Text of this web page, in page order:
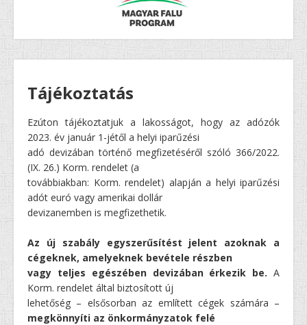
Tájékoztatás
Ezúton tájékoztatjuk a lakosságot, hogy az adózók
2023. év január 1-jétől a helyi iparűzési
adó devizában történő megfizetéséről szóló 366/2022.
(IX. 26.) Korm. rendelet (a
továbbiakban: Korm. rendelet) alapján a helyi iparűzési
adót euró vagy amerikai dollár
devizanemben is megfizethetik.
Az új szabály egyszerűsítést jelent azoknak a
cégeknek, amelyeknek bevétele részben
vagy teljes egészében devizában érkezik be. A
Korm. rendelet által biztosított új
lehetőség – elsősorban az említett cégek számára –
megkönnyíti az önkormányzatok felé